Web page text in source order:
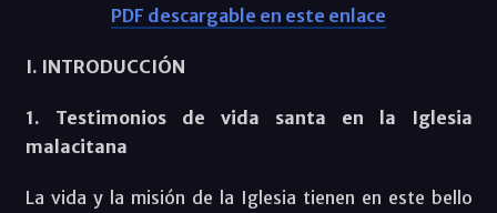
PDF descargable en este enlace
I. INTRODUCCIÓN
1. Testimonios de vida santa en la Iglesia
malacitana
La vida y la misión de la Iglesia tienen en este bello